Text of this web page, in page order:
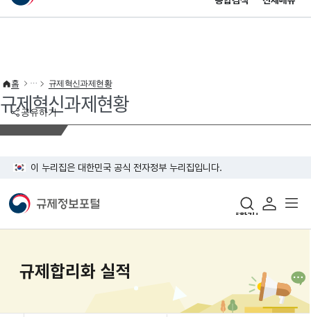
이 누리집은 대한민국 공식 전자정부 누리집입니다.
공유하기
홈 규제혁신과제현황
규제혁신과제현황